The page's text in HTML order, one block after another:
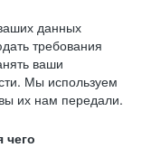
данных
требования
ваши
Мы используем
их нам передали.
чего